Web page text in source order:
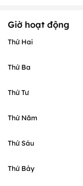
Giờ hoạt động
Thứ Hai
Thứ Ba
Thứ Tư
Thứ Năm
Thứ Sáu
Thứ Bảy